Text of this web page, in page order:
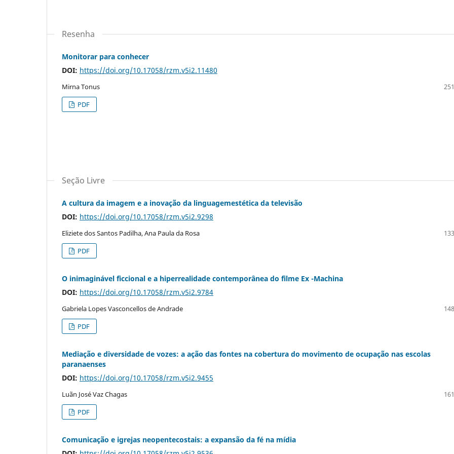
Resenha
Monitorar para conhecer
DOI: https://doi.org/10.17058/rzm.v5i2.11480
Mirna Tonus
PDF
Seção Livre
A cultura da imagem e a inovação da linguagemestética da televisão
DOI: https://doi.org/10.17058/rzm.v5i2.9298
Eliziete dos Santos Padilha, Ana Paula da Rosa
PDF
O inimaginável ficcional e a hiperrealidade contemporânea do filme Ex -Machina
DOI: https://doi.org/10.17058/rzm.v5i2.9784
Gabriela Lopes Vasconcellos de Andrade
PDF
Mediação e diversidade de vozes: a ação das fontes na cobertura do movimento de ocupação nas escolas
paranaenses
DOI: https://doi.org/10.17058/rzm.v5i2.9455
Luãn José Vaz Chagas
PDF
Comunicação e igrejas neopentecostais: a expansão da fé na mídia